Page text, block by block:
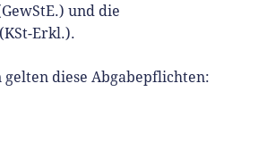
und die
Erkl.).
diese Abgabepflichten: